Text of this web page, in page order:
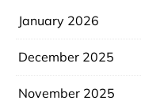
January 2026
December 2025
November 2025